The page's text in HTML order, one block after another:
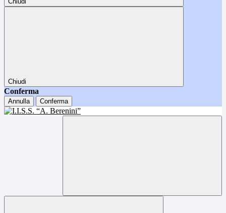
Chiudi
Conferma
Annulla Conferma